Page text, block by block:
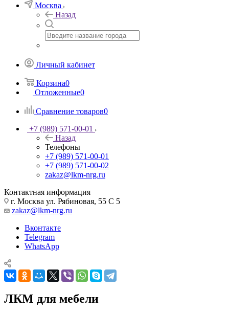
Москва
Назад
Личный кабинет
Корзина0
Отложенные0
Сравнение товаров0
+7 (989) 571-00-01
Назад
Телефоны
+7 (989) 571-00-01
+7 (989) 571-00-02
zakaz@lkm-nrg.ru
Контактная информация
г. Москва ул. Рябиновая, 55 С 5
zakaz@lkm-nrg.ru
Вконтакте
Telegram
WhatsApp
ЛКМ для мебели